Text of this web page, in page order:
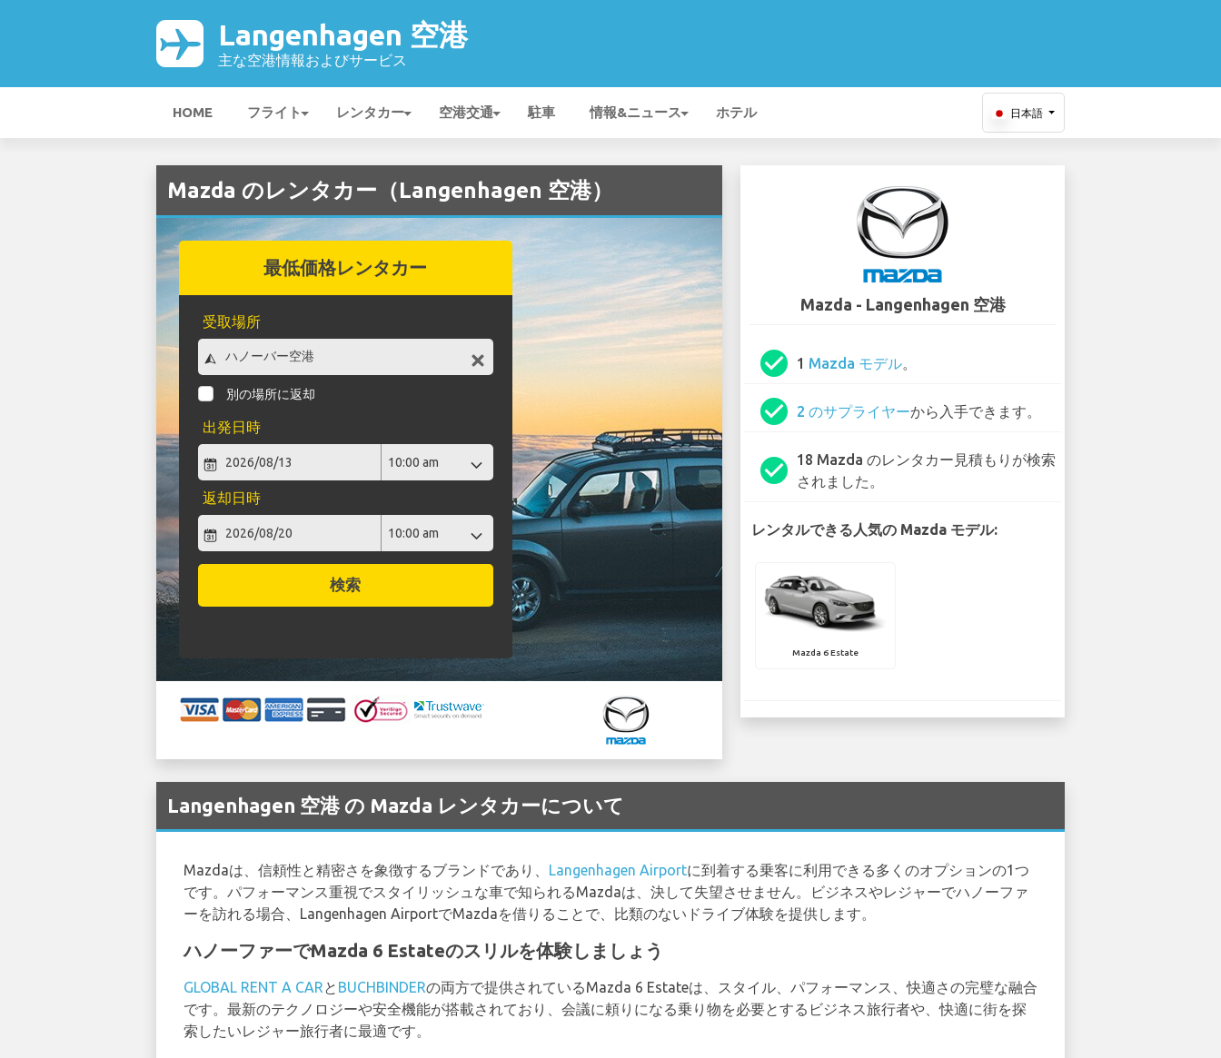
Langenhagen 空港
主な空港情報およびサービス
HOME フライト レンタカー 空港交通 駐車 情報&ニュース ホテル 日本語
Mazda のレンタカー（Langenhagen 空港）
最低価格レンタカー
受取場所
別の場所に返却
出発日時
返却日時
検索
Mazda - Langenhagen 空港
check_circle 1 Mazda モデル。
check_circle 2 のサプライヤーから入手できます。
check_circle
18 Mazda のレンタカー見積もりが検索
されました。
レンタルできる人気の Mazda モデル:
Mazda 6 Estate
Langenhagen 空港 の Mazda レンタカーについて
Mazdaは、信頼性と精密さを象徴するブランドであり、 Langenhagen Airportに到着する乗客に利用できる多くのオプションの1つ
です。パフォーマンス重視でスタイリッシュな車で知られるMazdaは、決して失望させません。ビジネスやレジャーでハノーファ
ーを訪れる場合、Langenhagen AirportでMazdaを借りることで、比類のないドライブ体験を提供します。
ハノーファーでMazda 6 Estateのスリルを体験しましょう
GLOBAL RENT A CARと BUCHBINDERの両方で提供されているMazda 6 Estateは、スタイル、パフォーマンス、快適さの完璧な融合
です。最新のテクノロジーや安全機能が搭載されており、会議に頼りになる乗り物を必要とするビジネス旅行者や、快適に街を探
索したいレジャー旅行者に最適です。